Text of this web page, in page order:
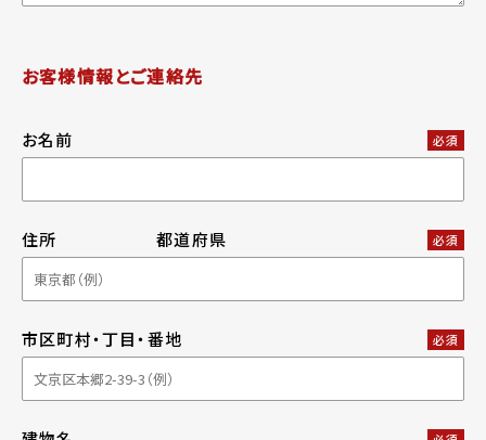
お客様情報とご連絡先
お名前 必須
住所 都道府県 必須
市区町村・丁目・番地 必須